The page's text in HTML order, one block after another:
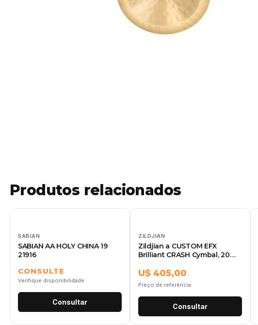
Produtos relacionados
SABIAN
SABIAN AA HOLY CHINA 19
21916
CONSULTE
Verifique disponibilidade
Consultar
ZILDJIAN
Zildjian a CUSTOM EFX
Brilliant CRASH Cymbal, 20
U$ 405,00
Preço de referência
Consultar